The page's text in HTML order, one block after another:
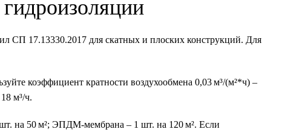
СП 17.13330.2017 для скатных и плоских конструкций. Для
коэффициент кратности воздухообмена 0,03 м³/(м²*ч) –
м³/ч.
на 50 м²; ЭПДМ-мембрана – 1 шт. на 120 м². Если